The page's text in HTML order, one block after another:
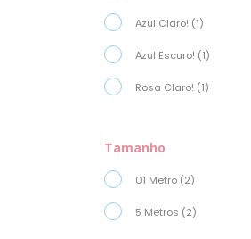
Azul Claro! (1)
Azul Escuro! (1)
Rosa Claro! (1)
Tamanho
01 Metro (2)
5 Metros (2)